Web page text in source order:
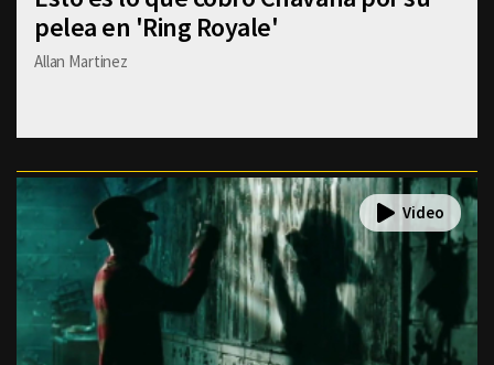
pelea en 'Ring Royale'
Allan Martinez